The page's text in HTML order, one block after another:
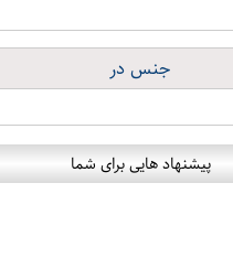
جنس در
پیشنهاد هایی برای شما